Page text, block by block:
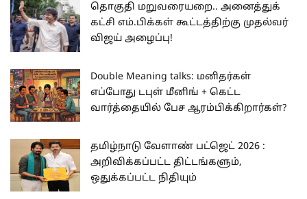
தொகுதி மறுவரையறை.. அனைத்துக்
கட்சி எம்.பிக்கள் கூட்டத்திற்கு முதல்வர்
விஜய் அழைப்பு!
Double Meaning talks: மனிதர்கள்
எப்போது டபுள் மீனிங் + கெட்ட
வார்த்தையில் பேச ஆரம்பிக்கிறார்கள்?
தமிழ்நாடு வேளாண் பட்ஜெட் 2026 :
அறிவிக்கப்பட்ட திட்டங்களும்,
ஒதுக்கப்பட்ட நிதியும்